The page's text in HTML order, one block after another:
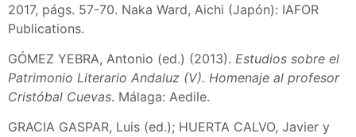
2017, págs. 57-70. Naka Ward, Aichi (Japón): IAFOR
Publications.
GÓMEZ YEBRA, Antonio (ed.) (2013). Estudios sobre el
Patrimonio Literario Andaluz (V). Homenaje al profesor
Cristóbal Cuevas. Málaga: Aedile.
GRACIA GASPAR, Luis (ed.); HUERTA CALVO, Javier y